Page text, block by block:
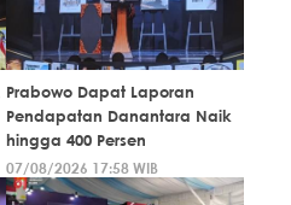
Prabowo Dapat Laporan
Pendapatan Danantara Naik
hingga 400 Persen
07/08/2026 17:58 WIB